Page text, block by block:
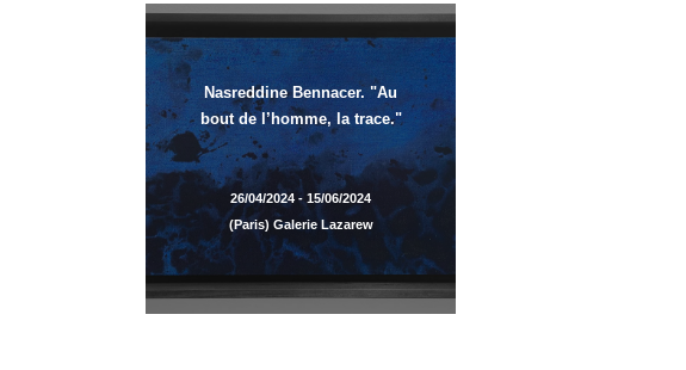
Nasreddine Bennacer. "Au
bout de l’homme, la trace."
26/04/2024 - 15/06/2024
(Paris) Galerie Lazarew